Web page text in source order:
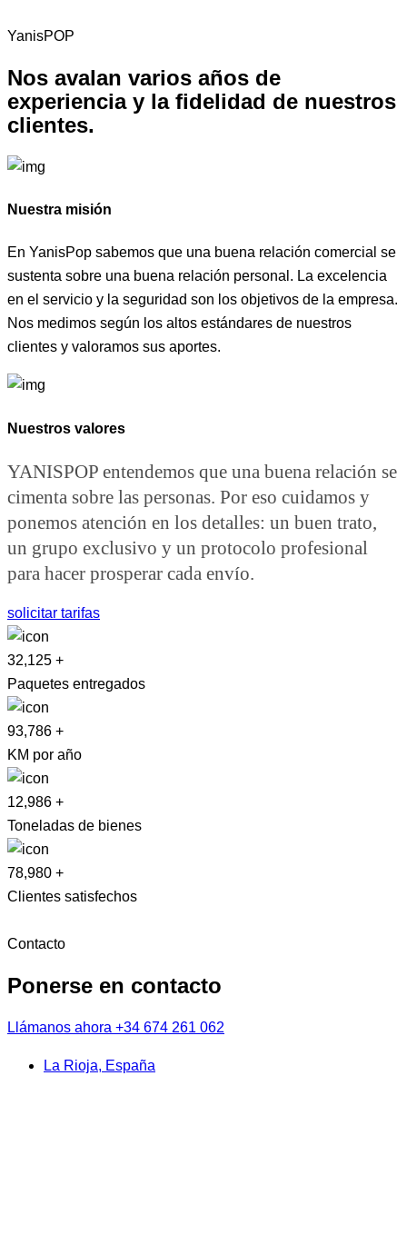
YanisPOP
Nos avalan varios años de
experiencia y la fidelidad de nuestros
clientes.
Nuestra misión
En YanisPop sabemos que una buena relación comercial se
sustenta sobre una buena relación personal. La excelencia
en el servicio y la seguridad son los objetivos de la empresa.
Nos medimos según los altos estándares de nuestros
clientes y valoramos sus aportes.
Nuestros valores
YANISPOP entendemos que una buena relación se
cimenta sobre las personas. Por eso cuidamos y
ponemos atención en los detalles: un buen trato,
un grupo exclusivo y un protocolo profesional
para hacer prosperar cada envío.
solicitar tarifas
32,125 +
Paquetes entregados
93,786 +
KM por año
12,986 +
Toneladas de bienes
78,980 +
Clientes satisfechos
Contacto
Ponerse en contacto
Llámanos ahora +34 674 261 062
La Rioja, España